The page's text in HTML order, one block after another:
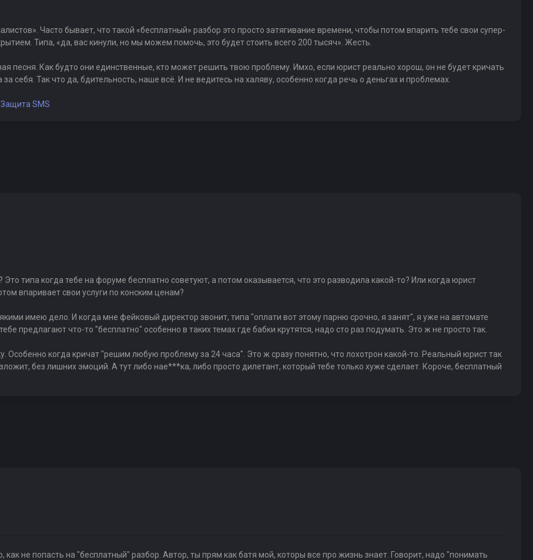
Часто бывает, что такой «бесплатный» разбор это просто затягивание времени, чтобы потом впарить тебе свои супер-
Типа, «да, вас кинули, но мы можем помочь, это будет стоить всего 200 тысяч». Жесть.
песня. Как будто они единственные, кто может решить твою проблему. Имхо, если юрист реально хорош, он не будет кричать
себя. Так что да, бдительность, наше всё. И не ведитесь на халяву, особенно когда речь о деньгах и проблемах.
Защита SMS
типа когда тебе на форуме бесплатно советуют, а потом оказывается, что это разводила какой-то? Или когда юрист
впаривает свои услуги по конским ценам?
имею дело. И когда мне фейковый директор звонит, типа "оплати вот этому парню срочно, я занят", я уже на автомате
предлагают что-то "бесплатно" особенно в таких темах где бабки крутятся, надо сто раз подумать. Это ж не просто так.
Особенно когда кричат "решим любую проблему за 24 часа". Это ж сразу понятно, что лохотрон какой-то. Реальный юрист так
без лишних эмоций. А тут либо нае***ка, либо просто дилетант, который тебе только хуже сделает. Короче, бесплатный
как не попасть на "бесплатный" разбор. Автор, ты прям как батя мой, которы все про жизнь знает. Говорит, надо "понимать